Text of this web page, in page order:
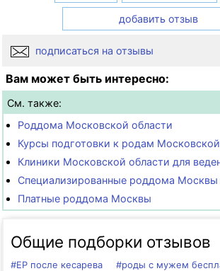
добавить отзыв
подписаться на отзывы
Вам может быть интересно:
См. также:
Роддома Московской области
Курсы подготовки к родам
Клиники Московской области для
Специализированные роддома
Платные роддома Москвы
Общие подборки отзывов
#ЕР после кесарева #роды с мужем